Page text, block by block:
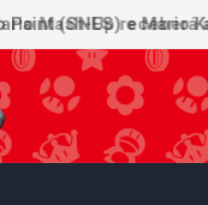
(SNES) e Mario